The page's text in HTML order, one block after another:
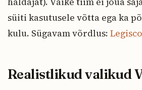
süiti kasutusele võtta ega ka
kulu. Sügavam võrdlus:
Realistlikud valikud